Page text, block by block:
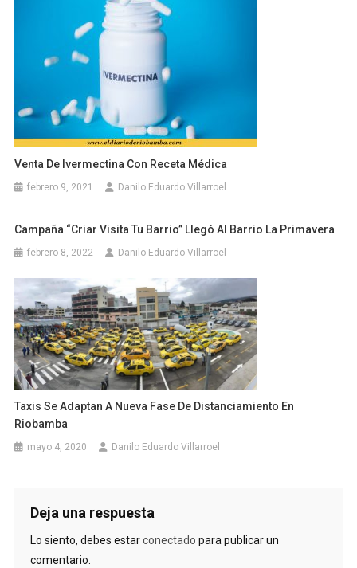
Venta De Ivermectina Con Receta Médica
febrero 9, 2021 Danilo Eduardo Villarroel
Campaña “Criar Visita Tu Barrio” Llegó Al Barrio La Primavera
febrero 8, 2022 Danilo Eduardo Villarroel
Taxis Se Adaptan A Nueva Fase De Distanciamiento En
Riobamba
mayo 4, 2020 Danilo Eduardo Villarroel
Deja una respuesta
Lo siento, debes estarconectado para publicar un
comentario.